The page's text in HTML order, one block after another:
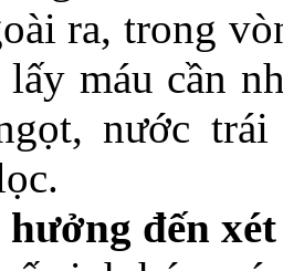
ra, trong
máu cần
nước
đến